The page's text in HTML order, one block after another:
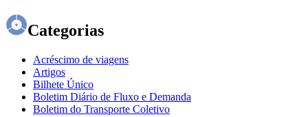
Categorias
Acréscimo de viagens
Artigos
Bilhete Único
Boletim Diário de Fluxo e Demanda
Boletim do Transporte Coletivo